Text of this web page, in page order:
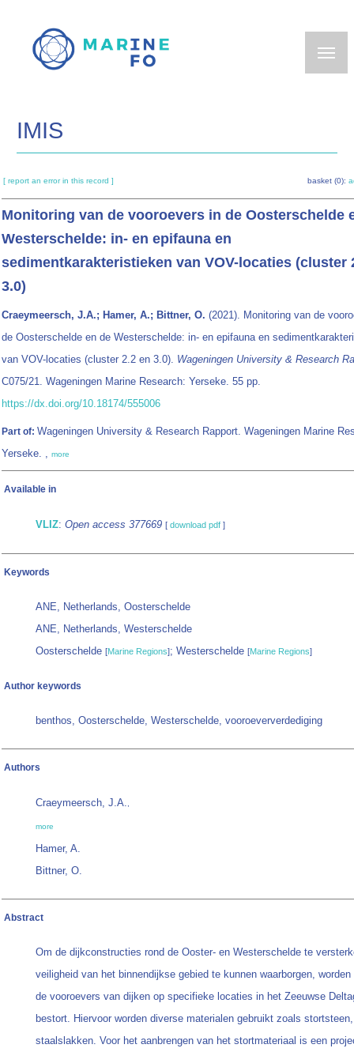
main
IMIS
[ report an error in this record ] basket (0):
Monitoring van de vooroevers in de Oosterschelde
Westerschelde: in- en epifauna en
sedimentkarakteristieken van VOV-locaties (cluster
3.0)
Craeymeersch, J.A.; Hamer, A.; Bittner, O. (2021). Monitoring van de
de Oosterschelde en de Westerschelde: in- en epifauna en
van VOV-locaties (cluster 2.2 en 3.0). Wageningen University & Research
C075/21. Wageningen Marine Research: Yerseke. 55 pp.
https://dx.doi.org/10.18174/555006
Part of: Wageningen University & Research Rapport. Wageningen Marine
Yerseke. , more
Available in
VLIZ: Open access 377669 [ download pdf ]
Keywords
ANE, Netherlands, Oosterschelde
ANE, Netherlands, Westerschelde
Oosterschelde [Marine Regions]; Westerschelde [Marine Regions]
Author keywords
benthos, Oosterschelde, Westerschelde, vooroeververdediging
Authors
Craeymeersch, J.A.,
more
Hamer, A.
Bittner, O.
Abstract
Om de dijkconstructies rond de Ooster- en Westerschelde te
veiligheid van het binnendijkse gebied te kunnen waarborgen,
de vooroevers van dijken op specifieke locaties in het Zeeuwse
bestort. Hiervoor worden diverse materialen gebruikt zoals
staalslakken. Voor het aanbrengen van het stortmateriaal is een